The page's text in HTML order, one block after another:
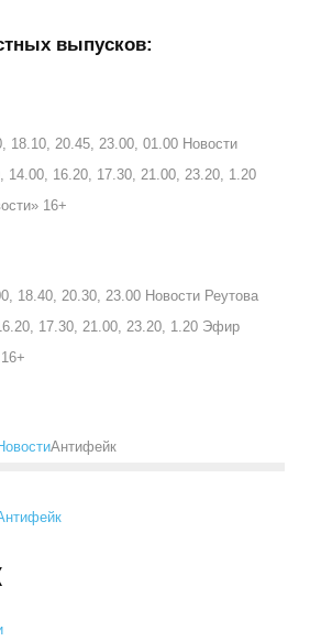
выпусков:
18.10, 20.45, 23.00, 01.00 Новости
14.00, 16.20, 17.30, 21.00, 23.20, 1.20
16+
18.40, 20.30, 23.00 Новости Реутова
17.30, 21.00, 23.20, 1.20 Эфир
Антифейк